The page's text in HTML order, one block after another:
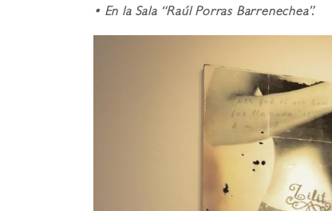
• En la Sala “Raúl Porras Barrenechea”.